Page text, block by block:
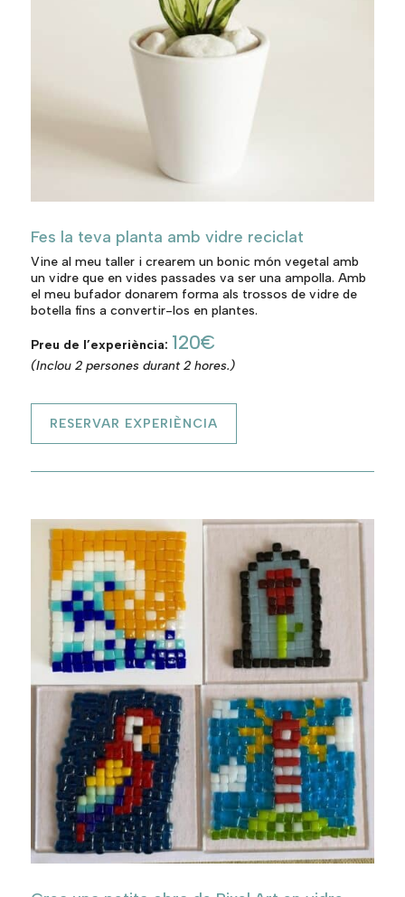
Fes la teva planta amb vidre reciclat
Vine al meu taller i crearem un bonic món vegetal amb
un vidre que en vides passades va ser una ampolla. Amb
el meu bufador donarem forma als trossos de vidre de
botella fins a convertir-los en plantes.
Preu de l’experiència: 120€
(Inclou 2 persones durant 2 hores.)
RESERVAR EXPERIÈNCIA